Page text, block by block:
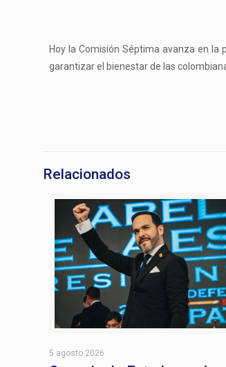
Hoy la Comisión Séptima avanza en
garantizar el bienestar de las
Relacionados
5 agosto 2026